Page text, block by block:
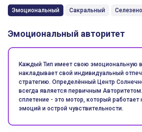
Эмоциональный Сакральный
Эмоциональный авторитет
Каждый Тип имеет свою эмоциональную
накладывает свой индивидуальный
стратегию. Определённый Центр
всегда является первичным
сплетение - это мотор, который
эмоций и острой чувствительности.